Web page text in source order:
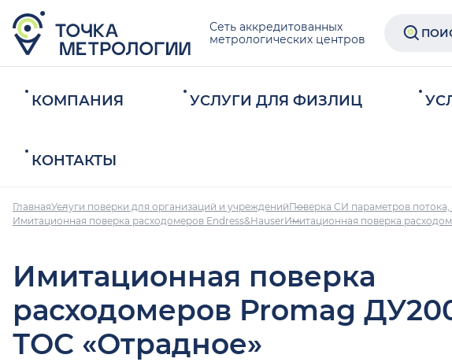
Сеть аккредитованных
метрологических центров
КОМПАНИЯ УСЛУГИ ДЛЯ ФИЗЛИЦ
КОНТАКТЫ
ГлавнаяУслуги поверки для организаций и учрежденийПоверка СИ параметров
Имитационная поверка расходомеров Endress&HauserИмитационная поверка
Имитационная поверка
расходомеров Promag
ТОС «Отрадное»